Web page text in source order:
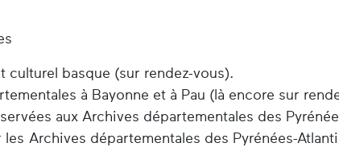
basque (sur rendez-vous).
à Bayonne et à Pau (là encore sur
aux Archives départementales des
Archives départementales des Pyrénées-